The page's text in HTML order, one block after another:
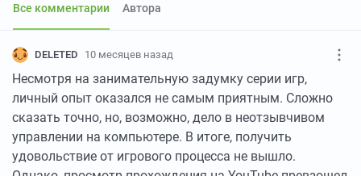
Все комментарии Автора
DELETED 10 месяцев назад
Несмотря на занимательную задумку серии игр,
личный опыт оказался не самым приятным. Сложно
сказать точно, но, возможно, дело в неотзывчивом
управлении на компьютере. В итоге, получить
удовольствие от игрового процесса не вышло.